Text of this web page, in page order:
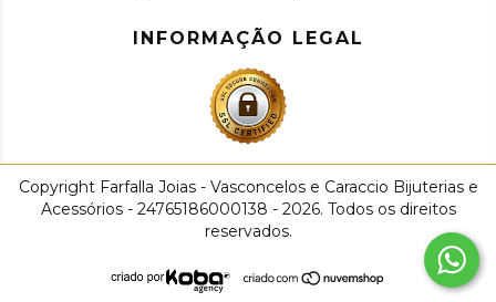
INFORMAÇÃO LEGAL
Copyright Farfalla Joias - Vasconcelos e Caraccio Bijuterias e
Acessórios - 24765186000138 - 2026. Todos os direitos
reservados.